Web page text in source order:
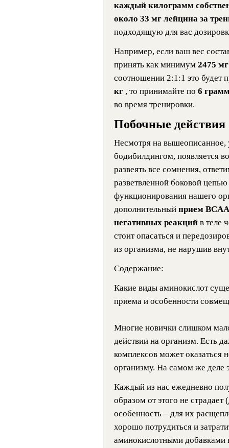
каждый килограмм
около 33 мг лейцина за
подходящую для вас
Например, если ваш вес
принять как минимум 2475
соотношении 2:1:1 это будет
кг , то принимайте по 6
во время тренировки.
Побочные действия
Несмотря на
бодибилдингом, появляется
развеять все сомнения,
разветвленной боковой
функционирования нашего
дополнительный прием
негативных реакций в теле
стоит опасаться и
из организма, не нарушив
Cодержание:
Какие виды аминокислот
приема и особенности
Многие новички слишком
действии на организм. Есть
комплексов может оказаться
организму. На самом же деле
Каждый из нас ежедневно
образом от этого не
особенность – для их
хорошо потрудиться и
аминокислотными добавками